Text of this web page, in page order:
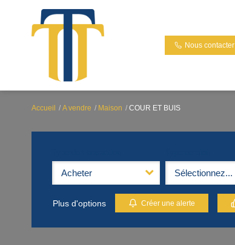
Nous contacter
Accueil A vendre Maison COUR ET BUIS
Acheter Sélectionnez...
Plus d'options Créer une alerte